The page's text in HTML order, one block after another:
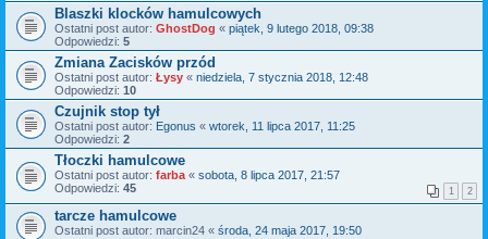
Blaszki klocków hamulcowych
Ostatni post autor: GhostDog « piątek, 9 lutego 2018, 09:38
Odpowiedzi: 5
Zmiana Zacisków przód
Ostatni post autor: Łysy « niedziela, 7 stycznia 2018, 12:48
Odpowiedzi: 10
Czujnik stop tył
Ostatni post autor: Egonus « wtorek, 11 lipca 2017, 11:25
Odpowiedzi: 2
Tłoczki hamulcowe
Ostatni post autor: farba « sobota, 8 lipca 2017, 21:57
Odpowiedzi: 45 1 2
tarcze hamulcowe
Ostatni post autor: marcin24 « środa, 24 maja 2017, 19:50